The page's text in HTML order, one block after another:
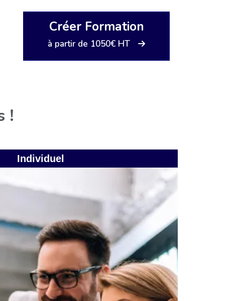
Créer Formation
à partir de 1050€ HT
!
Individuel